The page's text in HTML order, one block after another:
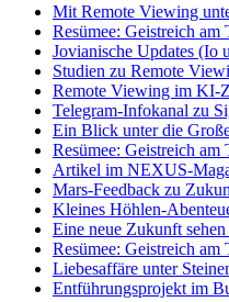
Mit Remote Viewing
Resümee: Geistreich am
Jovianische Updates (Io
Studien zu Remote
Remote Viewing im KI-
Telegram-Infokanal zu
Ein Blick unter die
Resümee: Geistreich am
Artikel im NEXUS-
Mars-Feedback zu
Kleines Höhlen-
Eine neue Zukunft
Resümee: Geistreich am
Liebesaffäre unter
Entführungsprojekt im